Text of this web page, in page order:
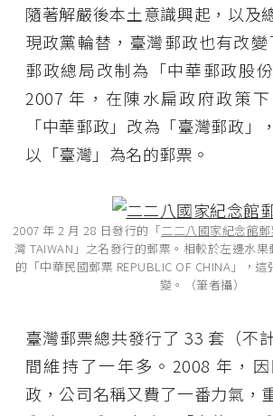
隨著解嚴後本土意識興起，以及
現政黨輪替，臺灣郵政也有改變
郵政總局改制為「中華郵政股
2007 年，在陳水扁政府政策
「中華郵政」改為「臺灣郵政」
以「臺灣」為名的郵票。
2007 年 2 月 28 日發行的「二二八國家紀念館郵
灣 TAIWAN」之名發行的郵票。相較於左邊水
的「中華民國郵票 REPUBLIC OF CHINA」，
變。（筆者攝）
臺灣郵票總共發行了 33 套（不
間維持了一年多。2008 年，
政，公司名稱又費了一番力氣，